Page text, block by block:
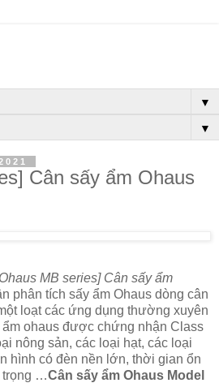
▼
▼
Cân sấy ẩm Ohaus
MB series] Cân sấy ẩm
phân tích sấy ẩm Ohaus dòng cân
loạt các ứng dụng thường xuyên
ohaus được chứng nhận Class
nông sản, các loại hạt, các loại
hình có đèn nền lớn, thời gian ổn
trọng …Cân sấy ẩm Ohaus Model